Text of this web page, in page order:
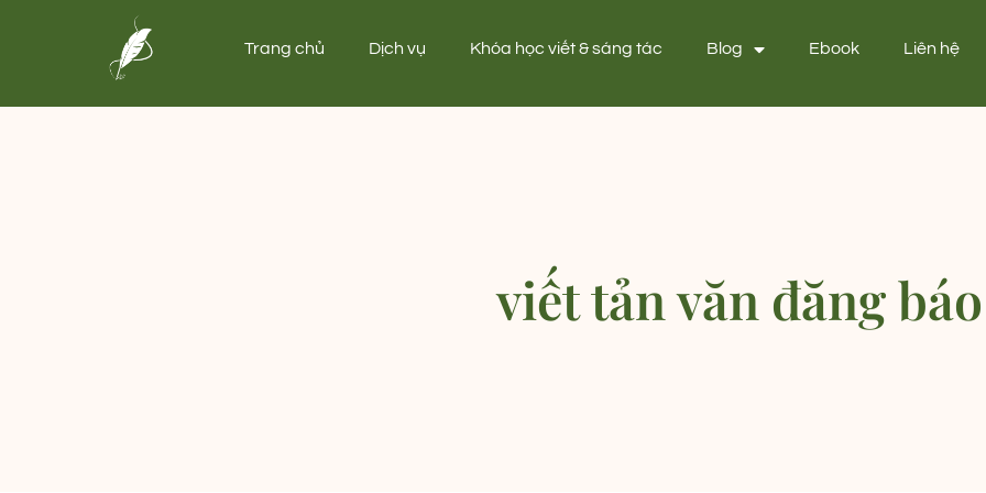
Trang chủ Dịch vụ Khóa học viết & sáng tác Blog Ebook Liên hệ
viết tản văn đăng báo